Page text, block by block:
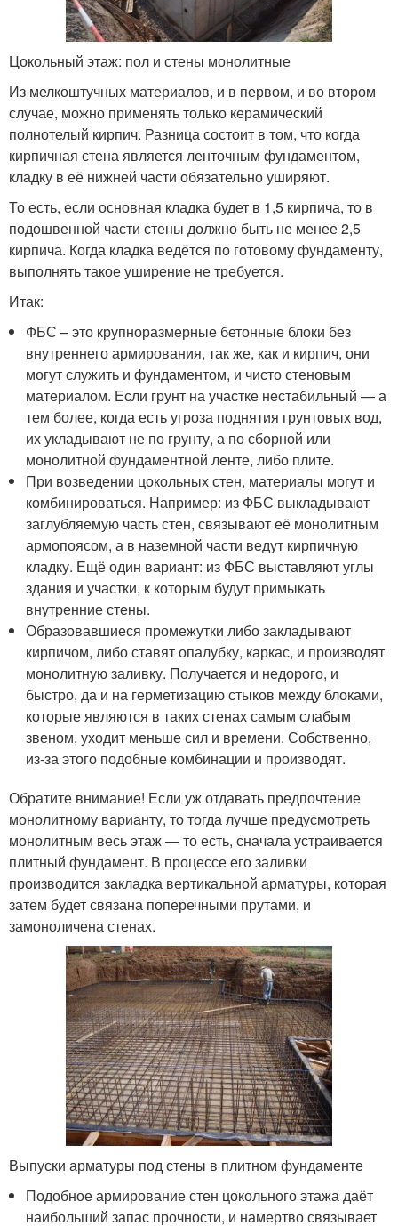
Цокольный этаж: пол и стены монолитные
Из мелкоштучных материалов, и в первом, и во втором
случае, можно применять только керамический
полнотелый кирпич. Разница состоит в том, что когда
кирпичная стена является ленточным фундаментом,
кладку в её нижней части обязательно уширяют.
То есть, если основная кладка будет в 1,5 кирпича, то в
подошвенной части стены должно быть не менее 2,5
кирпича. Когда кладка ведётся по готовому фундаменту,
выполнять такое уширение не требуется.
Итак:
ФБС – это крупноразмерные бетонные блоки без
внутреннего армирования, так же, как и кирпич, они
могут служить и фундаментом, и чисто стеновым
материалом. Если грунт на участке нестабильный — а
тем более, когда есть угроза поднятия грунтовых вод,
их укладывают не по грунту, а по сборной или
монолитной фундаментной ленте, либо плите.
При возведении цокольных стен, материалы могут и
комбинироваться. Например: из ФБС выкладывают
заглубляемую часть стен, связывают её монолитным
армопоясом, а в наземной части ведут кирпичную
кладку. Ещё один вариант: из ФБС выставляют углы
здания и участки, к которым будут примыкать
внутренние стены.
Образовавшиеся промежутки либо закладывают
кирпичом, либо ставят опалубку, каркас, и производят
монолитную заливку. Получается и недорого, и
быстро, да и на герметизацию стыков между блоками,
которые являются в таких стенах самым слабым
звеном, уходит меньше сил и времени. Собственно,
из-за этого подобные комбинации и производят.
Обратите внимание! Если уж отдавать предпочтение
монолитному варианту, то тогда лучше предусмотреть
монолитным весь этаж — то есть, сначала устраивается
плитный фундамент. В процессе его заливки
производится закладка вертикальной арматуры, которая
затем будет связана поперечными прутами, и
замоноличена стенах.
Выпуски арматуры под стены в плитном фундаменте
Подобное армирование стен цокольного этажа даёт
наибольший запас прочности, и намертво связывает